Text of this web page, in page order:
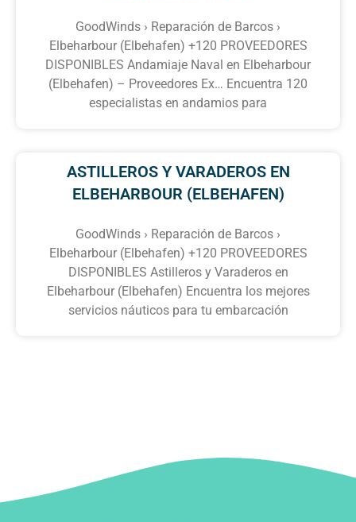
GoodWinds › Reparación de Barcos ›
Elbeharbour (Elbehafen) +120 PROVEEDORES
DISPONIBLES Andamiaje Naval en Elbeharbour
(Elbehafen) – Proveedores Ex… Encuentra 120
especialistas en andamios para
ASTILLEROS Y VARADEROS EN
ELBEHARBOUR (ELBEHAFEN)
GoodWinds › Reparación de Barcos ›
Elbeharbour (Elbehafen) +120 PROVEEDORES
DISPONIBLES Astilleros y Varaderos en
Elbeharbour (Elbehafen) Encuentra los mejores
servicios náuticos para tu embarcación